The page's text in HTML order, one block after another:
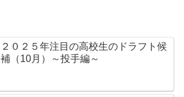
２０２５年注目の高校生のドラフト候
補（10月）～投手編～